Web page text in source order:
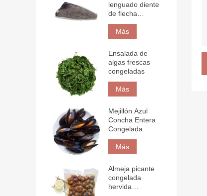
lenguado diente
de flecha
congelado
Más
Ensalada de
algas frescas
congeladas
Más
Mejillón Azul
Concha Entera
Congelada
Más
Almeja picante
congelada
hervida